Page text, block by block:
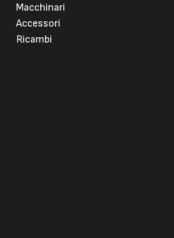
Macchinari
Accessori
Ricambi